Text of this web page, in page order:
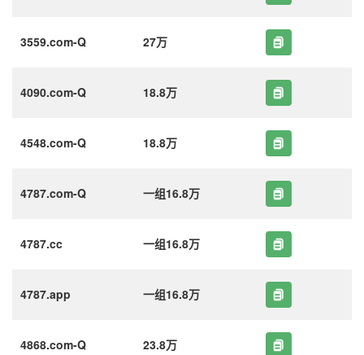
3559.com-Q 27万
4090.com-Q 18.8万
4548.com-Q 18.8万
4787.com-Q 一组16.8万
4787.cc 一组16.8万
4787.app 一组16.8万
4868.com-Q 23.8万